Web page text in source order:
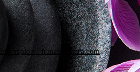
espion - francecamera.com